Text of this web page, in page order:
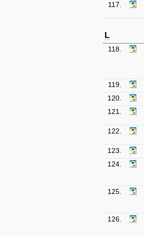
117.
L
118.
119.
120.
121.
122.
123.
124.
125.
126.